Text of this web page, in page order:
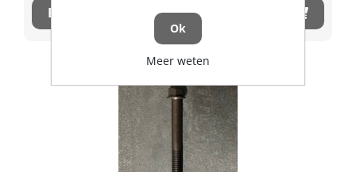
Bestel nu!
Ok
Meer weten